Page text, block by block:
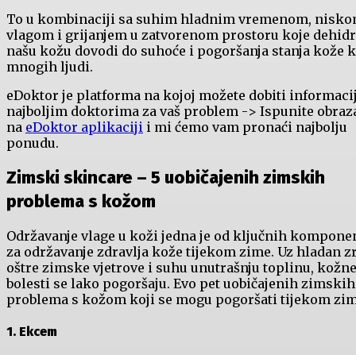
To u kombinaciji sa suhim hladnim vremenom,
vlagom i grijanjem u zatvorenom prostoru koje
našu kožu dovodi do suhoće i pogoršanja stanja kože
mnogih ljudi.
eDoktor je platforma na kojoj možete dobiti
najboljim doktorima za vaš problem -> Ispunite
na eDoktor aplikaciji i mi ćemo vam pronaći najbolju
ponudu.
Zimski skincare – 5 uobičajenih zimskih
problema s kožom
Održavanje vlage u koži jedna je od ključnih
za održavanje zdravlja kože tijekom zime. Uz hladan
oštre zimske vjetrove i suhu unutrašnju toplinu, kožne
bolesti se lako pogoršaju. Evo pet uobičajenih zimskih
problema s kožom koji se mogu pogoršati tijekom
1. Ekcem